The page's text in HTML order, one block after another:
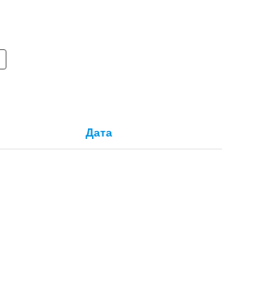
Дата